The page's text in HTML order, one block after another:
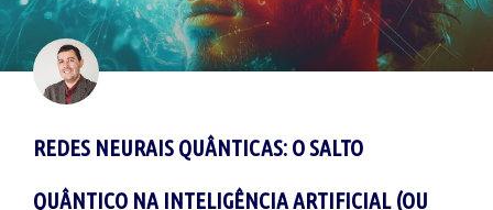
REDES NEURAIS QUÂNTICAS: O SALTO
QUÂNTICO NA INTELIGÊNCIA ARTIFICIAL (OU